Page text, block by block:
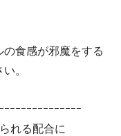
食感が邪魔をする
。
ｰｰｰｰｰｰｰｰｰｰｰｰｰｰ
れる配合に